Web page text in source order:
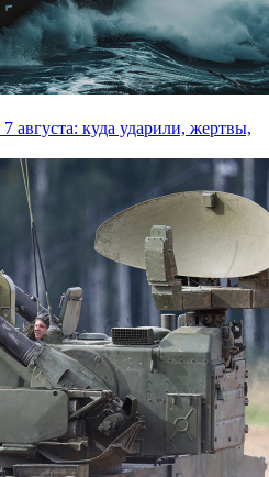
августа: куда ударили, жертвы,